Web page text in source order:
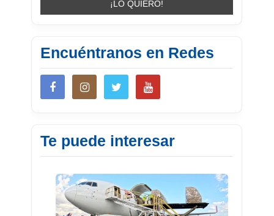
Encuéntranos en Redes
Te puede interesar